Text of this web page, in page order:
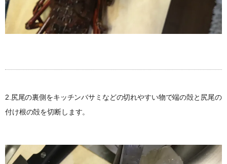
2.尻尾の裏側をキッチンバサミなどの切れやすい物で端の殻と尻尾の
付け根の殻を切断します。